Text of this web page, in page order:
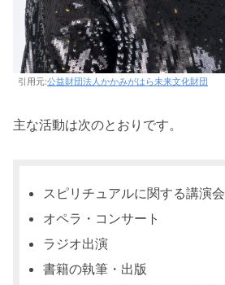
引用元:公益財団法人かかみがはら未来文化財団
主な活動は次のとおりです。
スピリチュアルに関する講演会
オペラ・コンサート
ラジオ出演
書籍の執筆・出版